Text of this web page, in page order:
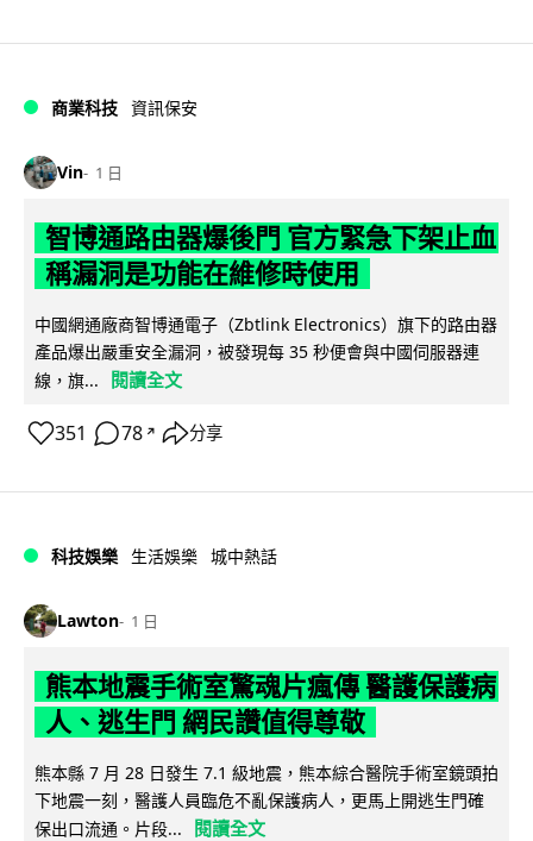
商業科技 資訊保安
Vin 1 日
智博通路由器爆後門 官方緊急下架止血
稱漏洞是功能在維修時使用
中國網通廠商智博通電子（Zbtlink Electronics）旗下的路由器
產品爆出嚴重安全漏洞，被發現每 35 秒便會與中國伺服器連
線，旗...
閱讀全文
351 78 ↗ 分享
科技娛樂 生活娛樂 城中熱話
Lawton 1 日
熊本地震手術室驚魂片瘋傳 醫護保護病
人、逃生門 網民讚值得尊敬
熊本縣 7 月 28 日發生 7.1 級地震，熊本綜合醫院手術室鏡頭拍
下地震一刻，醫護人員臨危不亂保護病人，更馬上開逃生門確
保出口流通。片段...
閱讀全文